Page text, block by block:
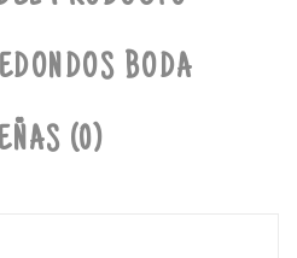
BODA
(0)